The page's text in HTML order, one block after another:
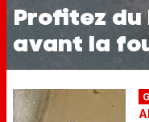
Profitez
avant la